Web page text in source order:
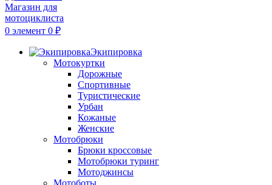
0 элемент 0 ₽
Экипировка
Мотокуртки
Дорожные
Спортивные
Туристические
Урбан
Кожаные
Женские
Мотобрюки
Брюки кроссовые
Мотобрюки туринг
Мотоджинсы
Мотоботы